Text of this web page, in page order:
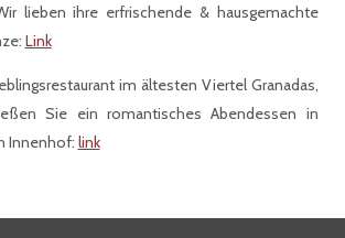
lieben ihre erfrischende & hausgemachte
Link
im ältesten Viertel Granadas,
Sie ein romantisches Abendessen in
Innenhof: link